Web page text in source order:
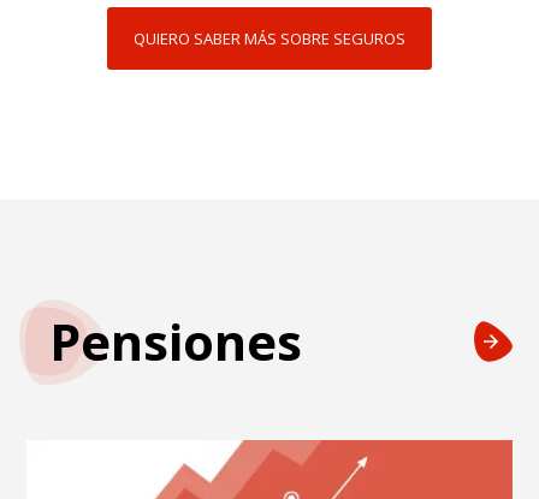
QUIERO SABER MÁS SOBRE SEGUROS
Pensiones